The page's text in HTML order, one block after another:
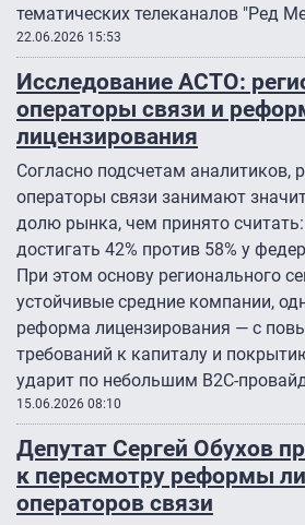
тематических телеканалов "Ред
22.06.2026 15:53
Исследование АСТО:
операторы связи и
лицензирования
Согласно подсчетам аналитиков,
операторы связи занимают
долю рынка, чем принято
достигать 42% против 58% у
При этом основу регионального
устойчивые средние компании,
реформа лицензирования — с
требований к капиталу и
ударит по небольшим B2C-
15.06.2026 08:10
Депутат Сергей Обухов
к пересмотру реформы
операторов связи